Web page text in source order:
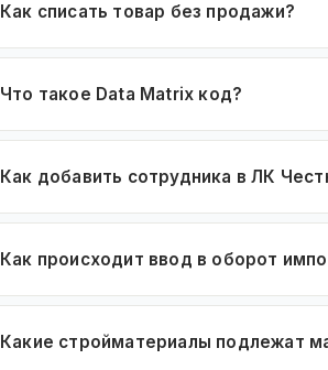
Как списать товар без продажи?
Что такое Data Matrix код?
Как добавить сотрудника в ЛК
Как происходит ввод в оборот
Какие стройматериалы подлежат